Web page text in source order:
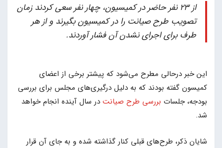
از 23 نفر حاضر در کمیسیون، چهار نفر سعی کردند زمان
تصویب طرح صیانت را در کمیسیون بگیرند و از هر
طرف برای اجرای نشدن آن فشار آوردند.
این خبر درحالی مطرح می‌شود که پیشتر برخی از اعضای
کمیسون گفته بودند که به دلیل درگیری‌های مجلس برای بررسی
بودجه، جلسات بررسی طرح صیانت در سال آینده انجام خواهد
شد.
شایان ذکر، طرح‌های قبلی کنار گذاشته شده و به جای آن قرار